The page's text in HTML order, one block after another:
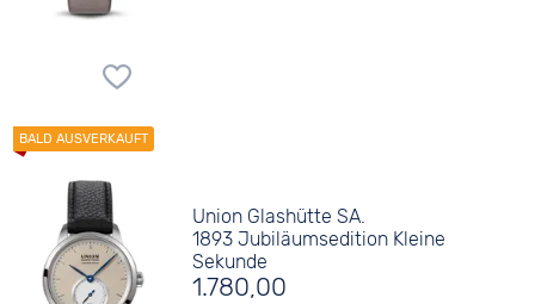
Union Glashütte SA.
1893 Jubiläumsedition Kleine
Sekunde
1.780,00